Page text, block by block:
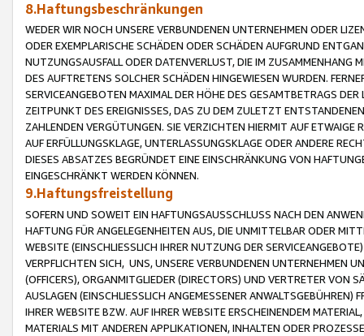
8.Haftungsbeschränkungen
WEDER WIR NOCH UNSERE VERBUNDENEN UNTERNEHMEN ODER
ODER EXEMPLARISCHE SCHÄDEN ODER SCHÄDEN AUFGRUND
NUTZUNGSAUSFALL ODER DATENVERLUST, DIE IM ZUSAMMENHANG
DES AUFTRETENS SOLCHER SCHÄDEN HINGEWIESEN WURDEN.
SERVICEANGEBOTEN MAXIMAL DER HÖHE DES GESAMTBETRAGS
ZEITPUNKT DES EREIGNISSES, DAS ZU DEM ZULETZT
ZAHLENDEN VERGÜTUNGEN. SIE VERZICHTEN HIERMIT AUF
AUF ERFÜLLUNGSKLAGE, UNTERLASSUNGSKLAGE ODER ANDERE
DIESES ABSATZES BEGRÜNDET EINE EINSCHRÄNKUNG VON
EINGESCHRÄNKT WERDEN KÖNNEN.
9.Haftungsfreistellung
SOFERN UND SOWEIT EIN HAFTUNGSAUSSCHLUSS NACH DEN
HAFTUNG FÜR ANGELEGENHEITEN AUS, DIE UNMITTELBAR ODER
WEBSITE (EINSCHLIESSLICH IHRER NUTZUNG DER
VERPFLICHTEN SICH, UNS, UNSERE VERBUNDENEN UNTERNEHMEN
(OFFICERS), ORGANMITGLIEDER (DIRECTORS) UND VERTRETER VON
AUSLAGEN (EINSCHLIESSLICH ANGEMESSENER
IHRER WEBSITE BZW. AUF IHRER WEBSITE ERSCHEINENDEM
MATERIALS MIT ANDEREN APPLIKATIONEN, INHALTEN ODER